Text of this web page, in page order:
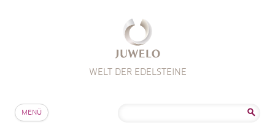
WELT DER EDELSTEINE
MENÜ